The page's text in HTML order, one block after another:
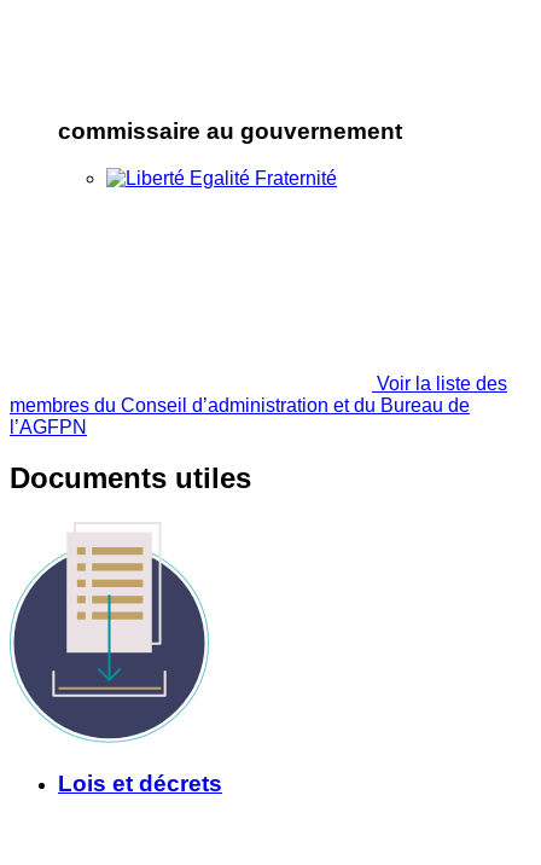
commissaire au gouvernement
Voir la liste des
membres du Conseil d’administration et du Bureau de
l’AGFPN
Documents utiles
Lois et décrets